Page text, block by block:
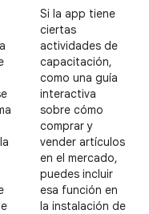
Si la app tiene
ciertas
actividades de
capacitación,
como una guía
interactiva
sobre cómo
comprar y
vender artículos
en el mercado,
puedes incluir
esa función en
la instalación de